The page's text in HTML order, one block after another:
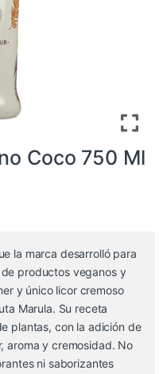
Coco 750 Ml
la marca desarrolló para
productos veganos y
y único licor cremoso
Marula. Su receta
plantas, con la adición de
aroma y cremosidad. No
ni saborizantes